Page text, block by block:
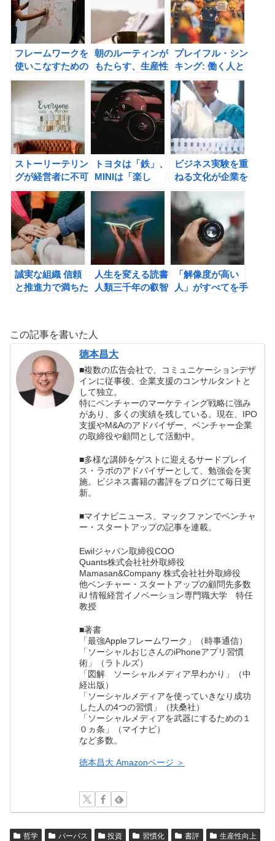
フレームワークを
使いこなすための
５０問―なぜ経営
戦略は機能しない
のか？ （牧田幸
裕）の書評
朝のルーティンが
もたらす、生産性
向上の効果と
は？ GREAT
LIFE (グレートラ
イフ) 一度しかな
い人生を最高の人
生にする方法の書
評
プレイフル・シン
キング: 働く人と
場を楽しくする思
考法 （上田信
行）の書評
ストーリーテリン
グが経営者に不可
欠な理由。トニ
ー・ファデルのＢ
ＵＩＬＤの書評
トヨタは「鉄」、
MINIは「楽し
み」を売ってい
る: もったいない!
日本企業が気づい
ていない経営と戦
略問題（フォーリ
ー・マーク）の書
評
ビジネス実験を重
ねる文化が企業を
成功に導く(ステ
ファン・トムク)
の書評
誠実な組織 信頼
と推進力で満ちた
人生を変える読書
人類三千年の叡智
「解像度が高い
人」がすべてを手
この記事を書いた人
徳本昌大
■複数の広告会社で、コミュニケーションデザ
インに従事後、企業支援のコンサルタントと
して独立。
特にベンチャーのマーケティング戦略に強み
があり、多くの実績を残している。現在、IPO
支援やM&Aのアドバイザー、ベンチャー企業
の取締役や顧問として活動中。
■多様な講師をゲストに迎えるサードプレイ
ス・ラボのアドバイザーとして、勉強会を実
施。ビジネス書籍の書評をブログにて毎日更
新。
■マイナビニュース、マックファンでベンチャ
ー・スタートアップの記事を連載。
Ewilジャパン取締役COO
Quants株式会社社外取締役
Mamasan&Company 株式会社社外取締役
他ベンチャー・スタートアップの顧問先多数
iU 情報経営イノベーション専門職大学 特任
教授
■著書
「最強Appleフレームワーク」（時事通信）
「ソーシャルおじさんのiPhoneアプリ習慣
術」（ラトルズ）
「図解 ソーシャルメディア早わかり」（中
経出版）
「ソーシャルメディアを使っていきなり成功
した人の4つの習慣」（扶桑社）
「ソーシャルメディアを武器にするための１
０ヵ条」（マイナビ）
など多数。
徳本昌大 Amazonページ ＞
哲学 パーパス 投資 習慣化 書評
生産性向上